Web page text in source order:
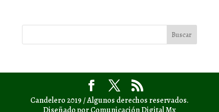
Candelero 2019 / Algunos derechos reservados.